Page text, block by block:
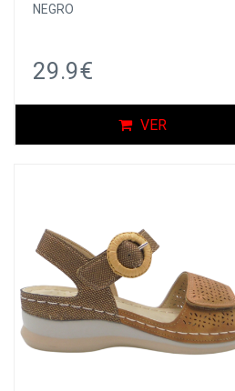
NEGRO
29.9€
VER